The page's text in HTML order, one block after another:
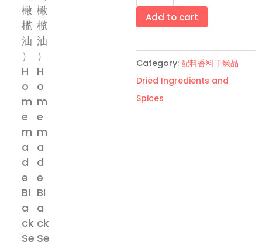
黑
麻
酱
（橄
榄
Add to cart
Category: 配料香料干燥品
Dried Ingredients and
Spices